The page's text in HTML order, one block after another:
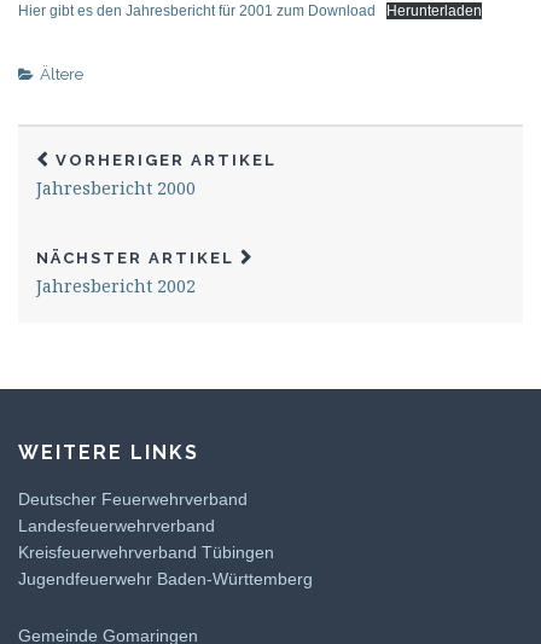
Hier gibt es den Jahresbericht für 2001 zum Download Herunterladen
Ältere
VORHERIGER ARTIKEL
Jahresbericht 2000
NÄCHSTER ARTIKEL
Jahresbericht 2002
WEITERE LINKS
Deutscher Feuerwehrverband
Landesfeuerwehrverband
Kreisfeuerwehrverband Tübingen
Jugendfeuerwehr Baden-Württemberg
Gemeinde Gomaringen